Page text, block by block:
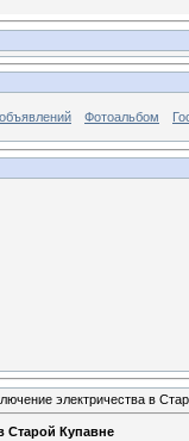
Фотоальбом
электричества в
Старой Купавне